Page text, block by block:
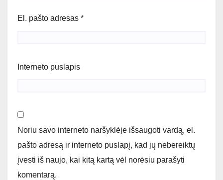
El. pašto adresas *
Interneto puslapis
Noriu savo interneto naršyklėje išsaugoti vardą, el.
pašto adresą ir interneto puslapį, kad jų nebereiktų
įvesti iš naujo, kai kitą kartą vėl norėsiu parašyti
komentarą.